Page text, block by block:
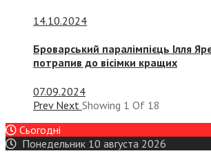
14.10.2024
Броварський паралімпієць Ілля
потрапив до вісімки кращих
07.09.2024
Prev Next Showing 1 Of 18
Сьогодні
Понедельник 10 августа 2026